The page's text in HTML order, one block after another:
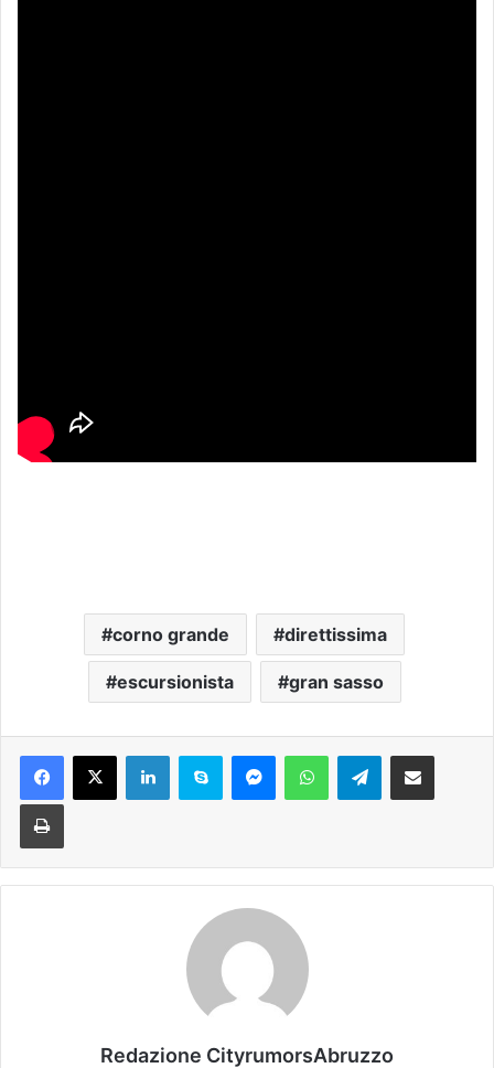
corno grande direttissima
escursionista gran sasso
Telegram
Redazione CityrumorsAbruzzo